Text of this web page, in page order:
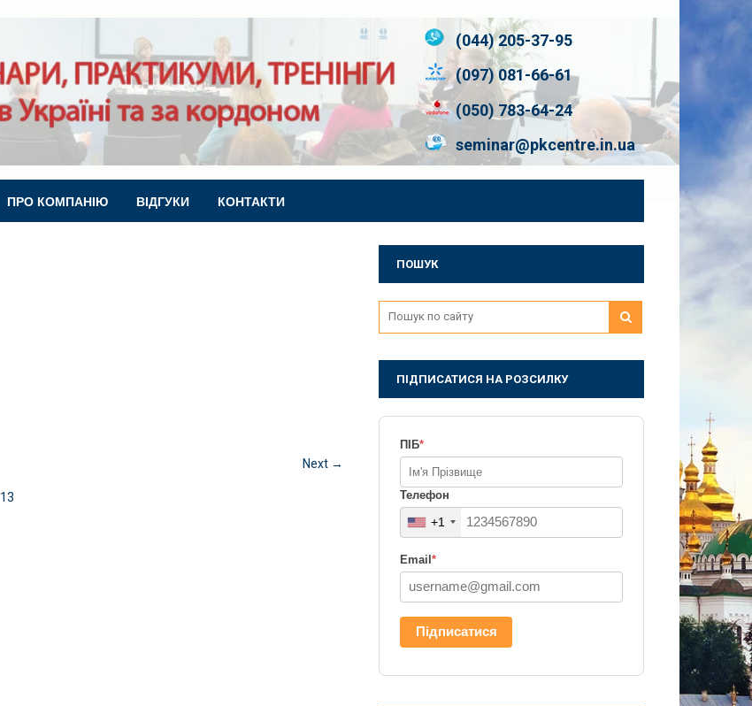
(044) 205-37-95
(097) 081-66-61
(050) 783-64-24
seminar@pkcentre.in.ua
ПРО КОМПАНІЮ ВІДГУКИ КОНТАКТИ
Next →
13
ПОШУК
ПІДПИСАТИСЯ НА РОЗСИЛКУ
ПІБ*
Телефон
+1
Email *
Підписатися